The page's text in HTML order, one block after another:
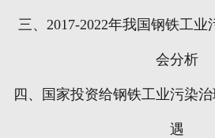
三、 2017-2022年我国钢铁工业
会分析
四、国家投资给钢铁工业污染
遇